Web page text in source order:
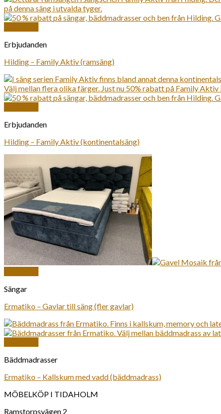
Erbjudanden
Hilding – Family Aktiv (ramsäng)
Erbjudanden
Hilding – Family Aktiv (kontinentalsäng)
Sängar
Ermatiko – Gavlar till säng (fler gavlar)
Bäddmadrasser
Ermatiko – Kallskum med vadd (bäddmadrass)
MÖBELKÖP I TIDAHOLM
Ramstorpsvägen 2